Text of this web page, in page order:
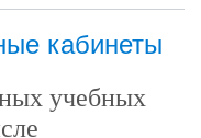
кабинеты
учебных